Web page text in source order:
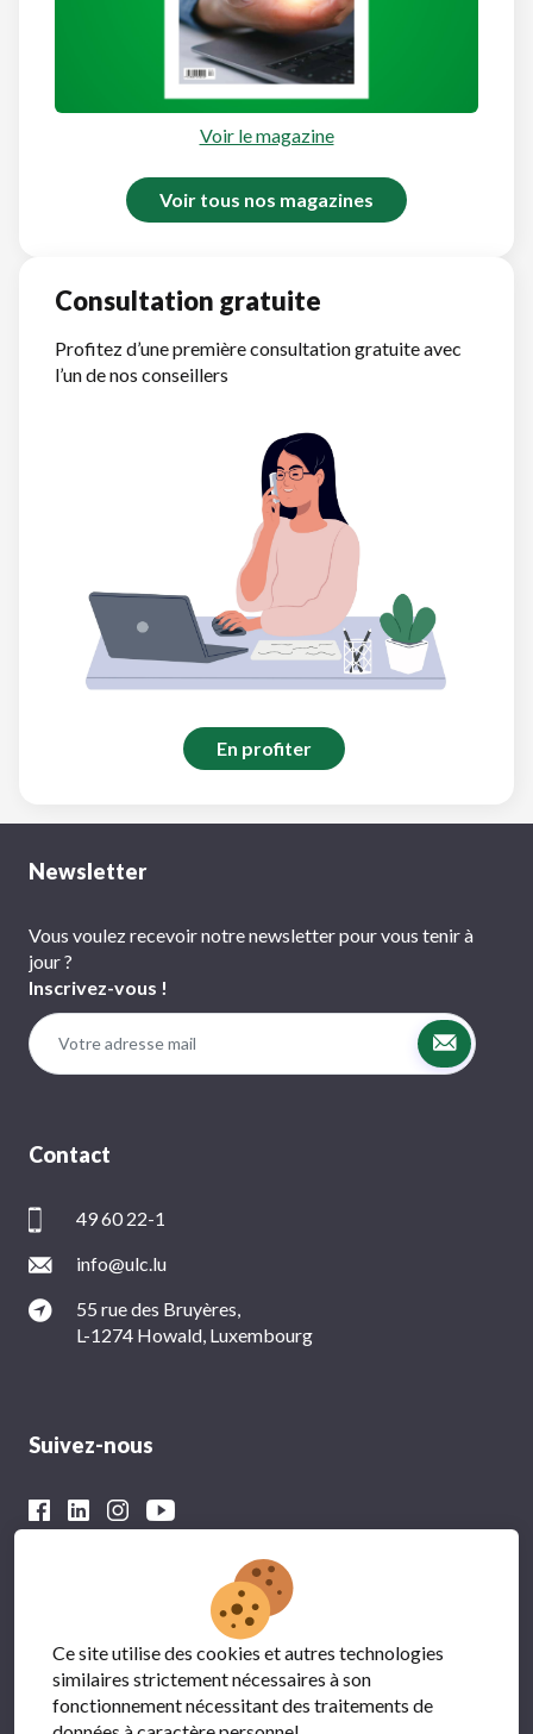
Voir le magazine
Voir tous nos magazines
Consultation gratuite
Profitez d’une première consultation gratuite avec
l’un de nos conseillers
En profiter
Newsletter
Vous voulez recevoir notre newsletter pour vous tenir à
jour ?
Inscrivez-vous !
Contact
49 60 22-1
info@ulc.lu
55 rue des Bruyères,
L-1274 Howald, Luxembourg
Suivez-nous
Avec le soutien financier du
Ce site utilise des cookies et autres technologies
similaires strictement nécessaires à son
fonctionnement nécessitant des traitements de